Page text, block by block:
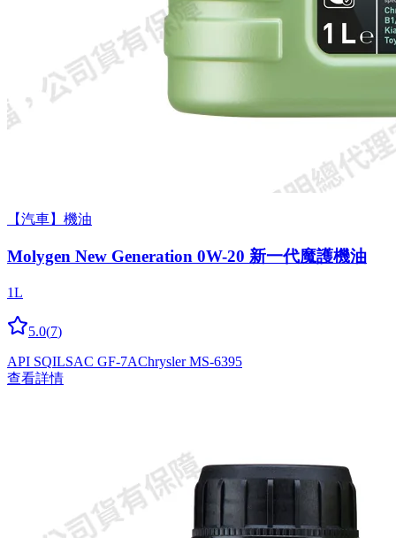
【汽車】機油
Molygen New Gener­a­tion 0W-20 新一代魔護機油
1L
5.0(7)
API SQILSAC GF-7AChrysler MS-6395
查看詳情